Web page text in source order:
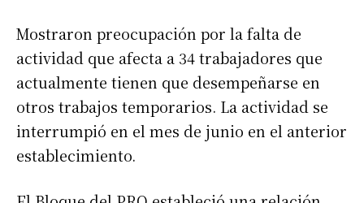
Apellidos
Número de teléfono
Mostraron preocupación por la falta de
actividad que afecta a 34 trabajadores que
actualmente tienen que desempeñarse en
otros trabajos temporarios. La actividad se
interrumpió en el mes de junio en el anterior
establecimiento.